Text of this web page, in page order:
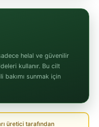
helal ve güvenilir
kullanır. Bu cilt
bakımı sunmak için
üretici tarafından